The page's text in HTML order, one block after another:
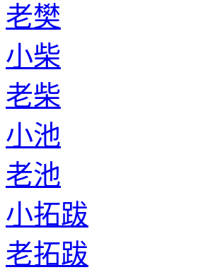
老樊
小柴
老柴
小池
老池
小拓跋
老拓跋